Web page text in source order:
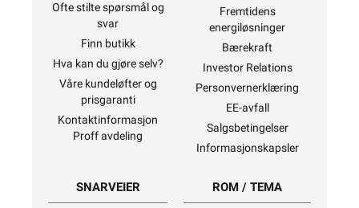
Ofte stilte spørsmål og
svar
Finn butikk
Hva kan du gjøre selv?
Våre kundeløfter og
prisgaranti
Kontaktinformasjon
Proff avdeling
Fremtidens
energiløsninger
Bærekraft
Investor Relations
Personvernerklæring
EE-avfall
Salgsbetingelser
Informasjonskapsler
SNARVEIER ROM / TEMA